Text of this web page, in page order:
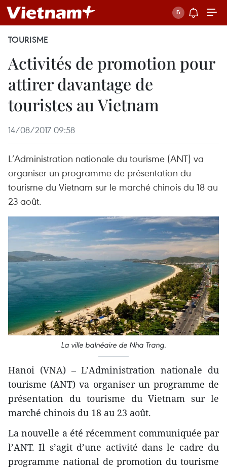
TOURISME
Activités de promotion pour
attirer davantage de
touristes au Vietnam
14/08/2017 09:58
L’Administration nationale du tourisme (ANT) va
organiser un programme de présentation du
tourisme du Vietnam sur le marché chinois du 18 au
23 août.
La ville balnéaire de Nha Trang.
Hanoi (VNA) – L’Administration nationale du
tourisme (ANT) va organiser un programme de
présentation​ du tourisme du Vietnam sur le
marché chinois du 18 au 23 août.
La nouvelle a été récemment communiquée par
l’ANT. Il s’agit d’une activité dans le cadre du
programme national de promotion du tourisme